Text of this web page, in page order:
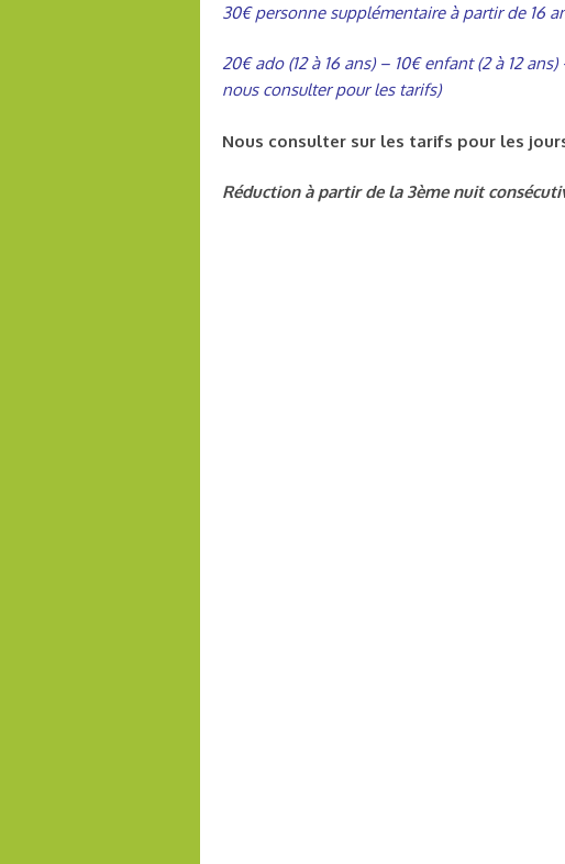
30€ personne supplémentaire à partir de 16
20€ ado (12 à 16 ans) – 10€ enfant (2 à 12
nous consulter pour les tarifs)
Nous consulter sur les tarifs pour les
Réduction à partir de la 3ème nuit